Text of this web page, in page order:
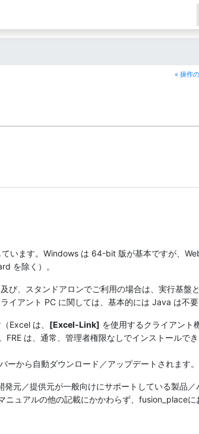
« 操作
います。Windows は 64-bit 版が基本ですが、
を除く）。
び、スタンドアロンでご利用の場合は、実行基
イアント PC に関しては、基本的には Java は不
Excel は、 [Excel-Link] を使用するクライアント
FRE は、通常、管理者権限なしでインストールで
から自動ダウンロード／アップデートされます。
元／提供元が一般向けにサポートしている製品
ュアルの他の記載にかかわらず、fusion_place